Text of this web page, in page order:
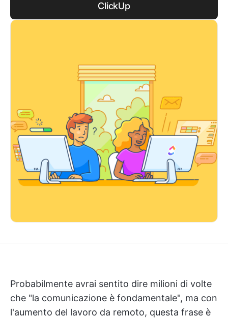
ClickUp
Probabilmente avrai sentito dire milioni di volte
che "la comunicazione è fondamentale", ma con
l'aumento del lavoro da remoto, questa frase è